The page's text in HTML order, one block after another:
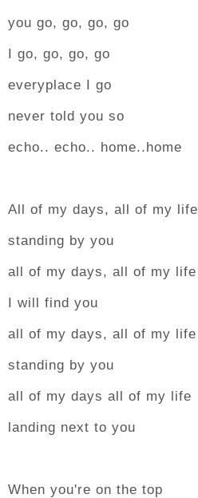
you go, go, go, go
I go, go, go, go
everyplace I go
never told you so
echo.. echo.. home..home
All of my days, all of my life
standing by you
all of my days, all of my life
I will find you
all of my days, all of my life
standing by you
all of my days all of my life
landing next to you
When you're on the top